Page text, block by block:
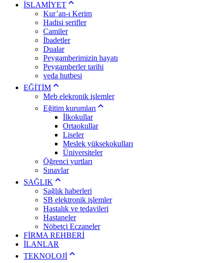
İSLAMİYET
Kur’an-ı Kerim
Hadisi şerifler
Camiler
İbadetler
Dualar
Peygamberimizin hayatı
Peygamberler tarihi
veda hutbesi
EĞİTİM
Meb elekronik işlemler
Eğitim kurumları
İlkokullar
Ortaokullar
Liseler
Meslek yüksekokulları
Üniversiteler
Öğrenci yurtları
Sınavlar
SAĞLIK
Sağlık haberleri
SB elektronik işlemler
Hastalık ve tedavileri
Hastaneler
Nöbetçi Eczaneler
FİRMA REHBERİ
İLANLAR
TEKNOLOJİ